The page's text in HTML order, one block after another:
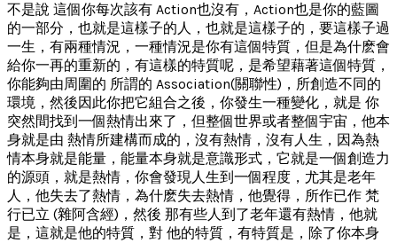
不是說 這個你每次該有 Action也沒有，Action也是你的藍圖
的一部分，也就是這樣子的人，也就是這樣子的，要這樣子過
一生，有兩種情況，一種情況是你有這個特質，但是為什麽會
給你一再的重新的，有這樣的特質呢，是希望藉著這個特質，
你能夠由周圍的 所謂的 Association(關聯性)，所創造不同的
環境，然後因此你把它組合之後，你發生一種變化，就是 你
突然間找到一個熱情出來了，但整個世界或者整個宇宙，他本
身就是由 熱情所建構而成的，沒有熱情，沒有人生，因為熱
情本身就是能量，能量本身就是意識形式，它就是一個創造力
的源頭，就是熱情，你會發現人生到一個程度，尤其是老年
人，他失去了熱情，為什麽失去熱情，他覺得，所作已作 梵
行已立 (雜阿含經)，然後 那有些人到了老年還有熱情，他就
是，這就是他的特質，對 他的特質，有特質是，除了你本身